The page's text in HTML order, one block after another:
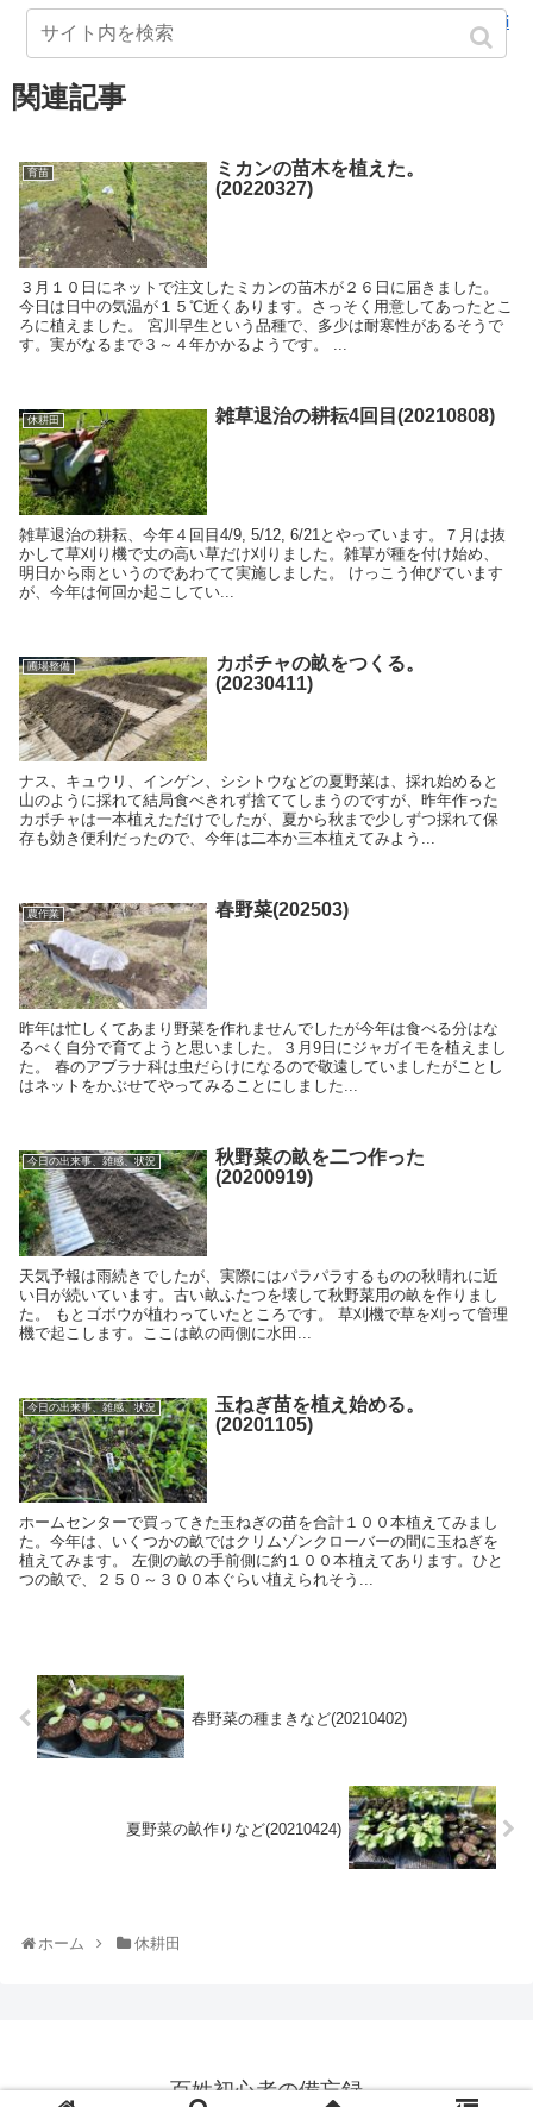
yamanotanuki
関連記事
育苗
ミカンの苗木を植えた。
(20220327)
３月１０日にネットで注文したミカンの苗木が２６日に届きました。
今日は日中の気温が１５℃近くあります。さっそく用意してあったとこ
ろに植えました。 宮川早生という品種で、多少は耐寒性があるそうで
す。実がなるまで３～４年かかるようです。 ...
休耕田 雑草退治の耕耘4回目(20210808)
雑草退治の耕耘、今年４回目4/9, 5/12, 6/21とやっています。７月は抜
かして草刈り機で丈の高い草だけ刈りました。雑草が種を付け始め、
明日から雨というのであわてて実施しました。 けっこう伸びています
が、今年は何回か起こしてい...
圃場整備
カボチャの畝をつくる。
(20230411)
ナス、キュウリ、インゲン、シシトウなどの夏野菜は、採れ始めると
山のように採れて結局食べきれず捨ててしまうのですが、昨年作った
カボチャは一本植えただけでしたが、夏から秋まで少しずつ採れて保
存も効き便利だったので、今年は二本か三本植えてみよう...
農作業 春野菜(202503)
昨年は忙しくてあまり野菜を作れませんでしたが今年は食べる分はな
るべく自分で育てようと思いました。３月9日にジャガイモを植えまし
た。 春のアブラナ科は虫だらけになるので敬遠していましたがことし
はネットをかぶせてやってみることにしました...
今日の出来事、雑感、状況
秋野菜の畝を二つ作った
(20200919)
天気予報は雨続きでしたが、実際にはパラパラするものの秋晴れに近
い日が続いています。古い畝ふたつを壊して秋野菜用の畝を作りまし
た。 もとゴボウが植わっていたところです。 草刈機で草を刈って管理
機で起こします。ここは畝の両側に水田...
今日の出来事、雑感、状況
玉ねぎ苗を植え始める。
(20201105)
ホームセンターで買ってきた玉ねぎの苗を合計１００本植えてみまし
た。今年は、いくつかの畝ではクリムゾンクローバーの間に玉ねぎを
植えてみます。 左側の畝の手前側に約１００本植えてあります。ひと
つの畝で、２５０～３００本ぐらい植えられそう...
春野菜の種まきなど(20210402)
夏野菜の畝作りなど(20210424)
ホーム 休耕田
百姓初心者の備忘録